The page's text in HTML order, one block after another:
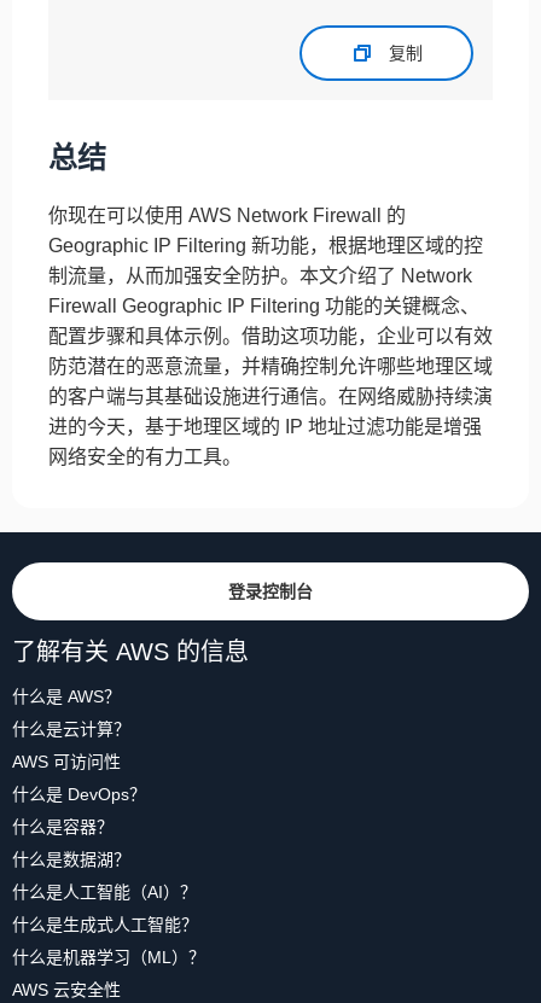
复制
总结
你现在可以使用 AWS Network Firewall 的
Geographic IP Filtering 新功能，根据地理区域的控
制流量，从而加强安全防护。本文介绍了 Network
Firewall Geographic IP Filtering 功能的关键概念、
配置步骤和具体示例。借助这项功能，企业可以有效
防范潜在的恶意流量，并精确控制允许哪些地理区域
的客户端与其基础设施进行通信。在网络威胁持续演
进的今天，基于地理区域的 IP 地址过滤功能是增强
网络安全的有力工具。
登录控制台
了解有关 AWS 的信息
什么是 AWS？
什么是云计算？
AWS 可访问性
什么是 DevOps？
什么是容器？
什么是数据湖？
什么是人工智能（AI）？
什么是生成式人工智能？
什么是机器学习（ML）？
AWS 云安全性